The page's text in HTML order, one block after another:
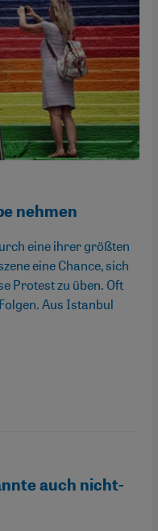
nehmen
eine ihrer größten
eine Chance, sich
Protest zu üben. Oft
Aus Istanbul
auch nicht-